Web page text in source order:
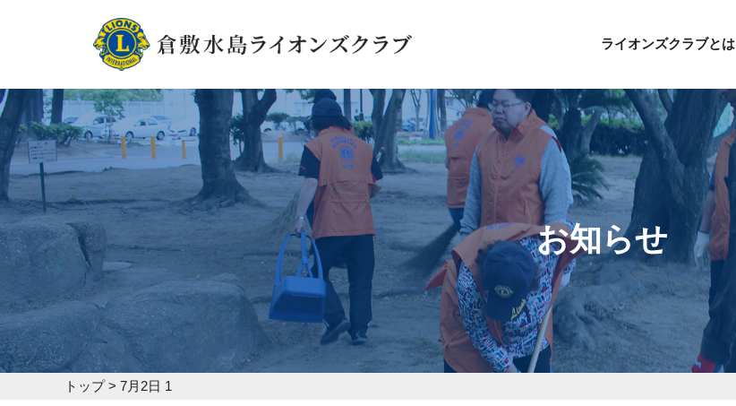
ライオンズクラブとは
お知らせ
トップ> 7月2日 1